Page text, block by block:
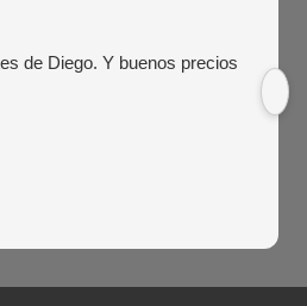
de Diego. Y buenos precios